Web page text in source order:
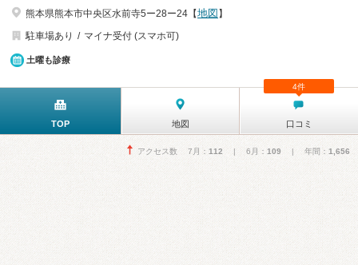
熊本県熊本市中央区水前寺5ー28ー24【地図 】
駐車場あり
マイナ受付 (スマホ可)
土曜も診療
TOP 地図 口コミ
4件
アクセス数 7月： 112 | 6月： 109 | 年間： 1,656